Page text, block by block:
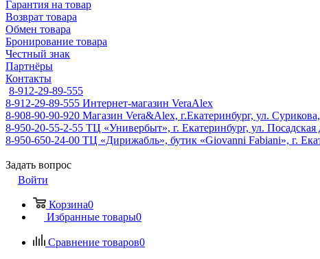
Гарантия на товар
Возврат товара
Обмен товара
Бронирование товара
Честный знак
Партнёры
Контакты
8-912-29-89-555
8-912-29-89-555 Интернет-магазин VeraAlex
8-908-90-90-920 Магазин Vera&Alex, г.Екатеринбург, ул.
8-950-20-55-2-55 ТЦ «Универбыт», г. Екатеринбург, ул.
8-950-650-24-00 ТЦ «Дирижабль», бутик «Giovanni Fabiani», г.
Задать вопрос
Войти
Корзина0
Избранные товары0
Сравнение товаров0